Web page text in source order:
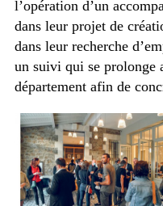
l’opération d’un
dans leur projet de
dans leur recherche
un suivi qui se prolonge
département afin de